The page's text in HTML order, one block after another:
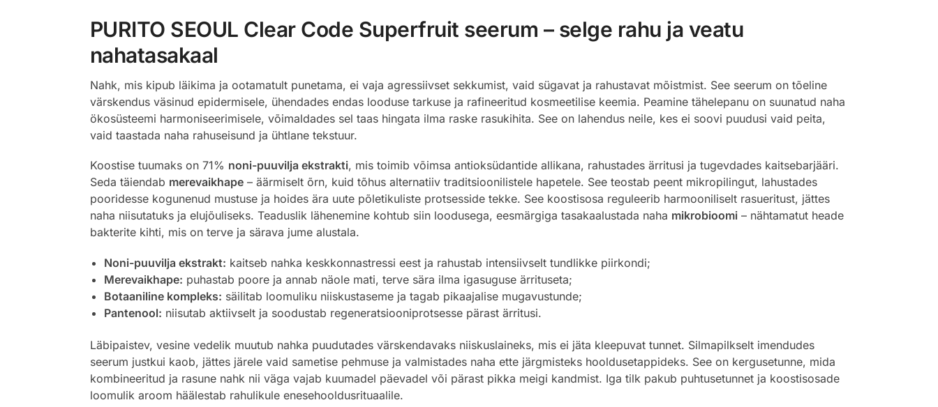
PURITO SEOUL Clear Code Superfruit seerum – selge rahu ja veatu
nahatasakaal
Nahk, mis kipub läikima ja ootamatult punetama, ei vaja agressiivset sekkumist, vaid sügavat ja rahustavat mõistmist. See seerum on tõeline
värskendus väsinud epidermisele, ühendades endas looduse tarkuse ja rafineeritud kosmeetilise keemia. Peamine tähelepanu on suunatud naha
ökosüsteemi harmoniseerimisele, võimaldades sel taas hingata ilma raske rasukihita. See on lahendus neile, kes ei soovi puudusi vaid peita,
vaid taastada naha rahuseisund ja ühtlane tekstuur.
Koostise tuumaks on 71% noni-puuvilja ekstrakti, mis toimib võimsa antioksüdantide allikana, rahustades ärritusi ja tugevdades kaitsebarjääri.
Seda täiendab merevaikhape– äärmiselt õrn, kuid tõhus alternatiiv traditsioonilistele hapetele. See teostab peent mikropilingut, lahustades
pooridesse kogunenud mustuse ja hoides ära uute põletikuliste protsesside tekke. See koostisosa reguleerib harmooniliselt rasueritust, jättes
naha niisutatuks ja elujõuliseks. Teaduslik lähenemine kohtub siin loodusega, eesmärgiga tasakaalustada naha mikrobioomi– nähtamatut heade
bakterite kihti, mis on terve ja särava jume alustala.
Noni-puuvilja ekstrakt: kaitseb nahka keskkonnastressi eest ja rahustab intensiivselt tundlikke piirkondi;
Merevaikhape: puhastab poore ja annab näole mati, terve sära ilma igasuguse ärrituseta;
Botaaniline kompleks: säilitab loomuliku niiskustaseme ja tagab pikaajalise mugavustunde;
Pantenool: niisutab aktiivselt ja soodustab regeneratsiooniprotsesse pärast ärritusi.
Läbipaistev, vesine vedelik muutub nahka puudutades värskendavaks niiskuslaineks, mis ei jäta kleepuvat tunnet. Silmapilkselt imendudes
seerum justkui kaob, jättes järele vaid sametise pehmuse ja valmistades naha ette järgmisteks hooldusetappideks. See on kergusetunne, mida
kombineeritud ja rasune nahk nii väga vajab kuumadel päevadel või pärast pikka meigi kandmist. Iga tilk pakub puhtusetunnet ja koostisosade
loomulik aroom häälestab rahulikule enesehooldusrituaalile.